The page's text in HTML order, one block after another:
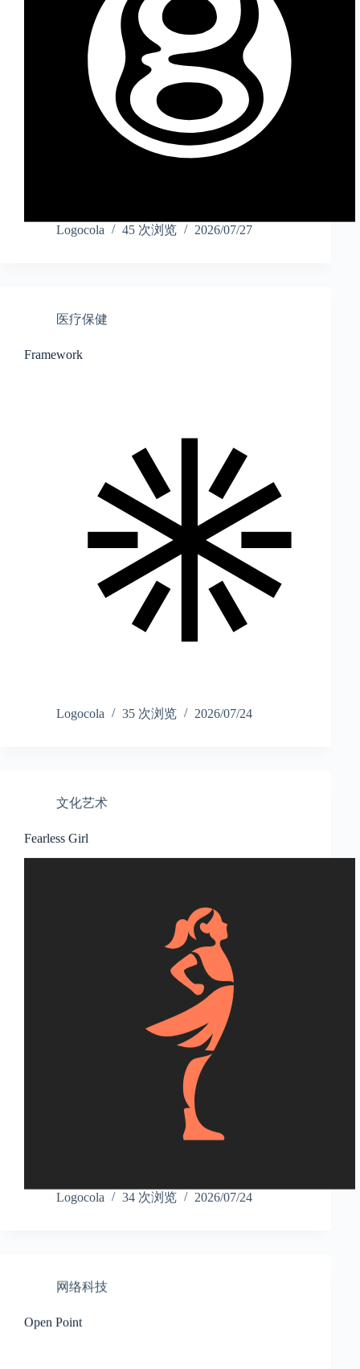
Logocola 45 次浏览 2026/07/27
医疗保健
Framework
Logocola 35 次浏览 2026/07/24
文化艺术
Fearless Girl
Logocola 34 次浏览 2026/07/24
网络科技
Open Point